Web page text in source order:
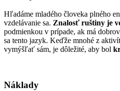
Hľadáme mladého človeka plného
vzdelávanie sa. Znalosť ruštiny je
podmienkou v prípade, ak má
sa tento jazyk. Keďže mnohé z
vymýšľať sám, je dôležité, aby bol
Náklady